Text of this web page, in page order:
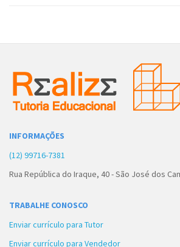
INFORMAÇÕES
(12) 99716-7381
Rua República do Iraque, 40 - São José dos
TRABALHE CONOSCO
Enviar currículo para Tutor
Enviar currículo para Vendedor